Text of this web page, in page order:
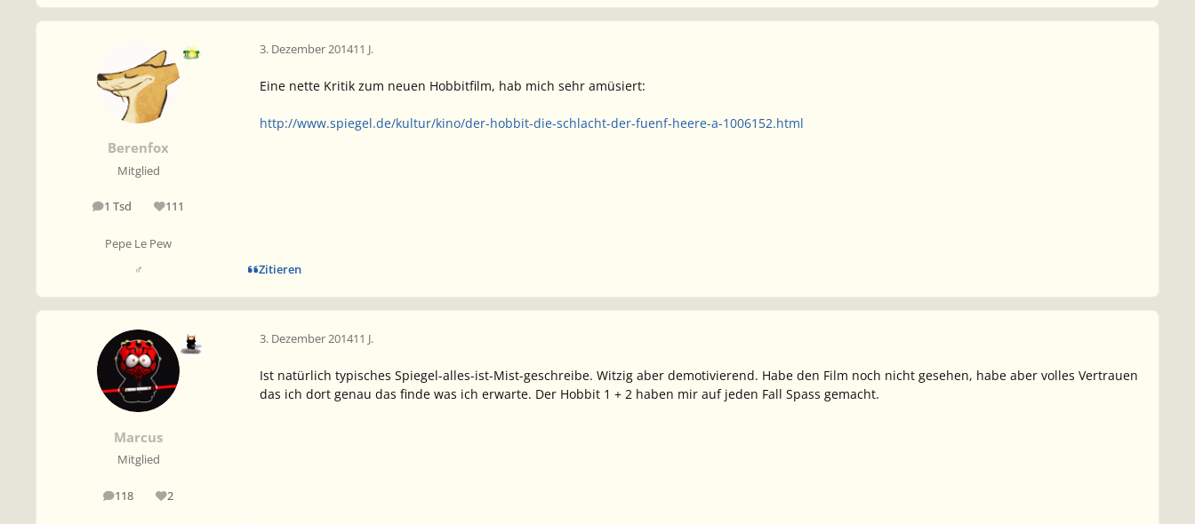
Berenfox
Mitglied
1 TsdBeiträge 111
Reputation
Pepe Le Pew
♂
3. Dezember 201411 J.
Eine nette Kritik zum neuen Hobbitfilm, hab mich sehr amüsiert:
http://www.spiegel.de/kultur/kino/der-hobbit-die-schlacht-der-fuenf-heere-a-1006152.html
Zitieren
Marcus
Mitglied
118
Beiträge 2
Reputation
3. Dezember 201411 J.
Ist natürlich typisches Spiegel-alles-ist-Mist-geschreibe. Witzig aber demotivierend. Habe den Film noch nicht gesehen, habe aber volles Vertrauen
das ich dort genau das finde was ich erwarte. Der Hobbit 1 + 2 haben mir auf jeden Fall Spass gemacht.